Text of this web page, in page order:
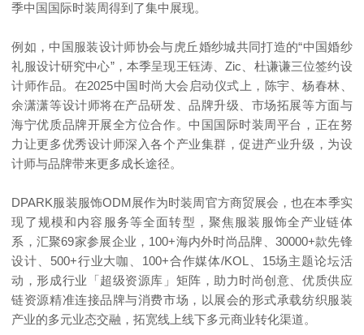
季中国国际时装周得到了集中展现。
例如，中国服装设计师协会与虎丘婚纱城共同打造的“中国婚纱
礼服设计研究中心”，本季呈现王钰涛、Zic、杜谦谦三位签约设
计师作品。在2025中国时尚大会启动仪式上，陈宇、杨春林、
余潇潇等设计师将在产品研发、品牌升级、市场拓展等方面与
海宁优质品牌开展全方位合作。中国国际时装周平台，正在努
力让更多优秀设计师深入各个产业集群，促进产业升级，为设
计师与品牌带来更多成长途径。
DPARK服装服饰ODM展作为时装周官方商贸展会，也在本季实
现了规模和内容服务等全面转型，聚焦服装服饰全产业链体
系，汇聚69家参展企业，100+海内外时尚品牌、30000+款先锋
设计、500+行业大咖、100+合作媒体/KOL、15场主题论坛活
动，形成行业「超级资源库」矩阵，助力时尚创意、优质供应
链资源精准连接品牌与消费市场，以展会的形式承载纺织服装
产业的多元业态交融，拓宽线上线下多元商业转化渠道。